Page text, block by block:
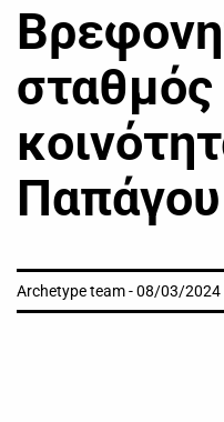
σταθμός
Παπάγου
Archetype team - 08/03/2024